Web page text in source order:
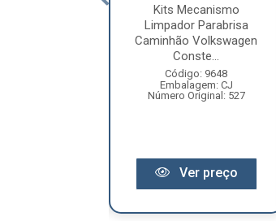
Kits Mecanismo
Limpador Parabrisa
Caminhão Volkswagen
Conste...
Código: 9648
Embalagem: CJ
Número Original: 527
Ver preço